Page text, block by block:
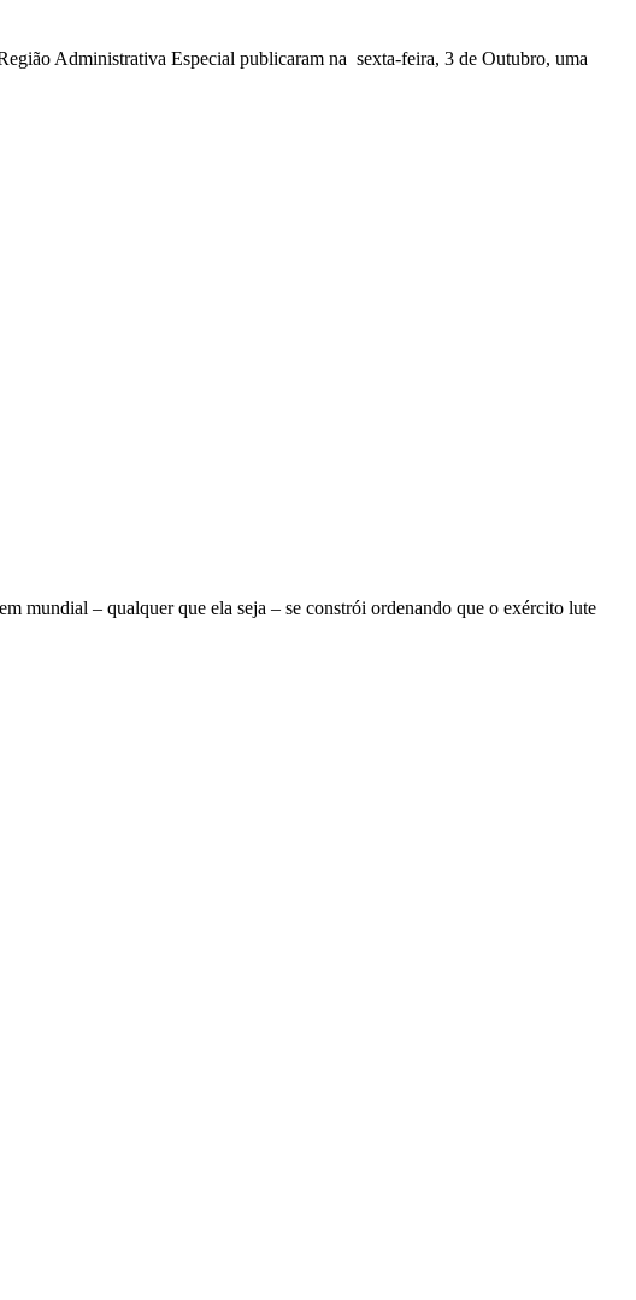
Administrativa Especial publicaram na sexta-feira, 3 de Outubro, uma
mundial – qualquer que ela seja – se constrói ordenando que o exército lute